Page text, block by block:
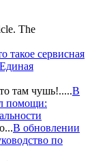
The
такое сервисная
там чушь!.....В
помощи:
...В обновлении
по